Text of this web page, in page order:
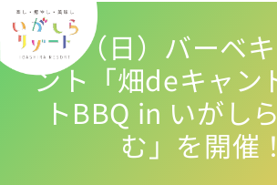
を
8/25（日）バーベ
ント「畑deキャン
トBBQ in いがし
む」を開催！